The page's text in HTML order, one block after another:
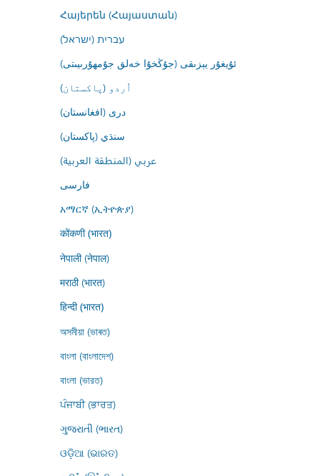
Հայերեն (Հայաստան)
עברית (ישראל)
ئۇيغۇر يېزىقى (جۇڭخۇا خەلق جۇمھۇرىيىتى)
اُردو (پاکستان)
درى (افغانستان)
سنڌي (پاکستان)
عربي (المنطقة العربية)
فارسى
አማርኛ (ኢትዮጵያ)
कोंकणी (भारत)
नेपाली (नेपाल)
मराठी (भारत)
हिन्दी (भारत)
অসমীয়া (ভাৰত)
বাংলা (বাংলাদেশ)
বাংলা (ভারত)
ਪੰਜਾਬੀ (ਭਾਰਤ)
ગુજરાતી (ભારત)
ଓଡ଼ିଆ (ଭାରତ)